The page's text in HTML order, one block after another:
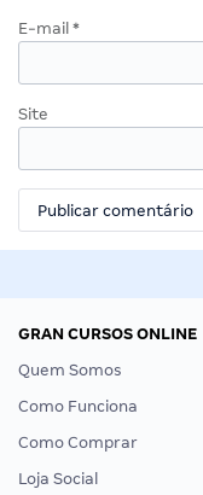
E-mail *
Site
GRAN CURSOS ONLINE
Quem Somos
Como Funciona
Como Comprar
Loja Social